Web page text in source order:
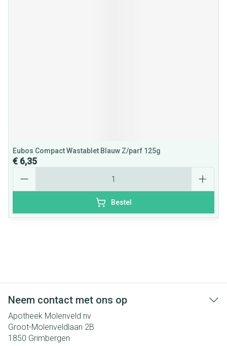
Eubos Compact Wastablet Blauw Z/parf 125g
€ 6,35
Bestel
Neem contact met ons op
Apotheek Molenveld nv
Groot-Molenveldlaan 2B
1850 Grimbergen